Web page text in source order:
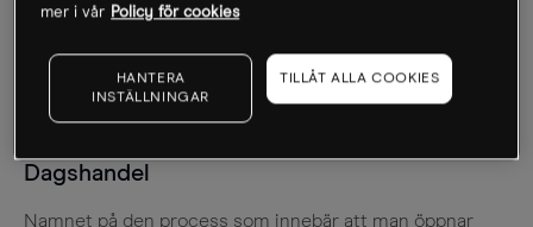
ett handlat valutapar.
Dagshandel
Namnet på den process som innebär att man öppnar
mer i vår Policy för cookies
HANTERA
INSTÄLLNINGAR
TILLÅT ALLA COOKIES